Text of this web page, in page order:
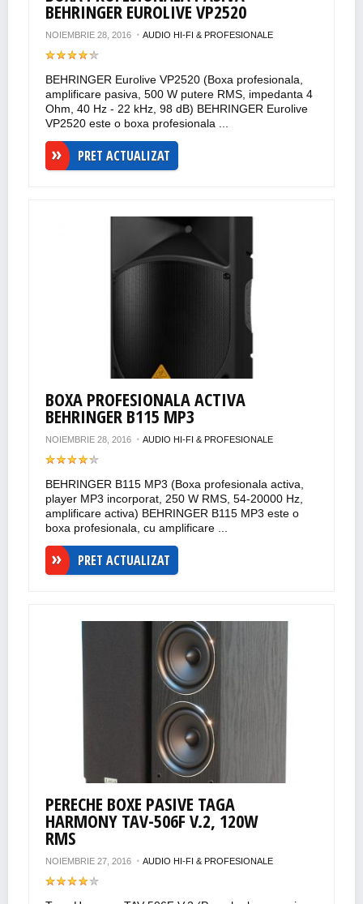
BEHRINGER EUROLIVE VP2520
NOIEMBRIE 28, 2016 AUDIO HI-FI & PROFESIONALE
BEHRINGER Eurolive VP2520 (Boxa profesionala,
amplificare pasiva, 500 W putere RMS, impedanta 4
Ohm, 40 Hz - 22 kHz, 98 dB) BEHRINGER Eurolive
VP2520 este o boxa profesionala ...
PRET ACTUALIZAT
BOXA PROFESIONALA ACTIVA
BEHRINGER B115 MP3
NOIEMBRIE 28, 2016 AUDIO HI-FI & PROFESIONALE
BEHRINGER B115 MP3 (Boxa profesionala activa,
player MP3 incorporat, 250 W RMS, 54-20000 Hz,
amplificare activa) BEHRINGER B115 MP3 este o
boxa profesionala, cu amplificare ...
PRET ACTUALIZAT
PERECHE BOXE PASIVE TAGA
HARMONY TAV-506F V.2, 120W
RMS
NOIEMBRIE 27, 2016 AUDIO HI-FI & PROFESIONALE